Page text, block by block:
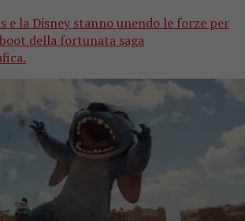
e la Disney stanno unendo le forze per
della fortunata saga